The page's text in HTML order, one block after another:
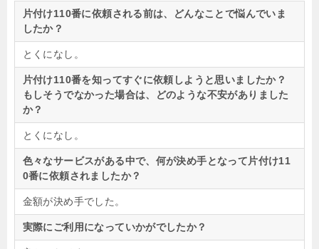
片付け110番に依頼される前は、どんなことで悩んでいま
したか？
とくになし。
片付け110番を知ってすぐに依頼しようと思いましたか？
もしそうでなかった場合は、どのような不安がありました
か？
とくになし。
色々なサービスがある中で、何が決め手となって片付け11
0番に依頼されましたか？
金額が決め手でした。
実際にご利用になっていかがでしたか？